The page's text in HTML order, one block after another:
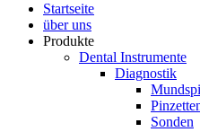
Startseite
über uns
Produkte
Dental Instrumente
Diagnostik
Sonden